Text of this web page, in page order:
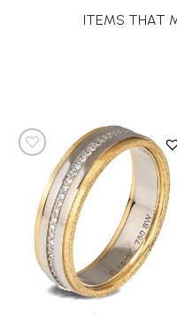
ITEMS THAT